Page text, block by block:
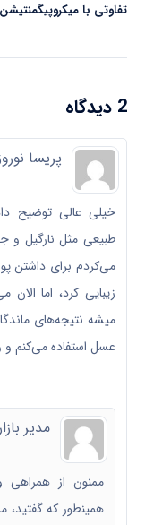
تفاوتی با
2 دیدگاه
پریسا
خیلی عالی توضیح
طبیعی مثل نارگیل و
می‌کردم برای داشتن
زیبایی کرد، اما
میشه نتیجه‌های
عسل استفاده می‌کنم و
مدیر
ممنون از همراهی
همینطور که